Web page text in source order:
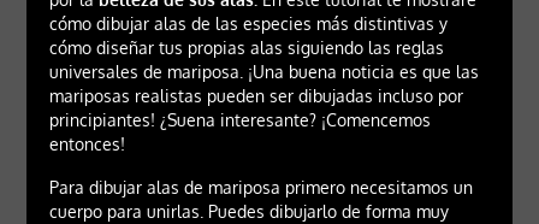
cómo dibujar alas de las especies más distintivas y
cómo diseñar tus propias alas siguiendo las reglas
universales de mariposa. ¡Una buena noticia es que las
mariposas realistas pueden ser dibujadas incluso por
principiantes! ¿Suena interesante? ¡Comencemos
entonces!
Para dibujar alas de mariposa primero necesitamos un
cuerpo para unirlas. Puedes dibujarlo de forma muy